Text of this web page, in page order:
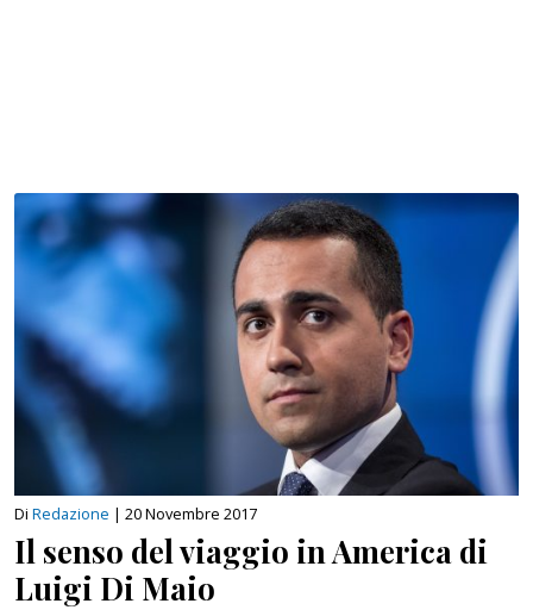
Di Redazione | 20 Novembre 2017
Il senso del viaggio in America di
Luigi Di Maio